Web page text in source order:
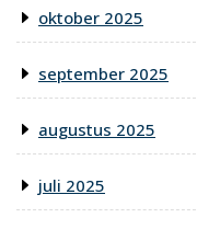
oktober 2025
september 2025
augustus 2025
juli 2025